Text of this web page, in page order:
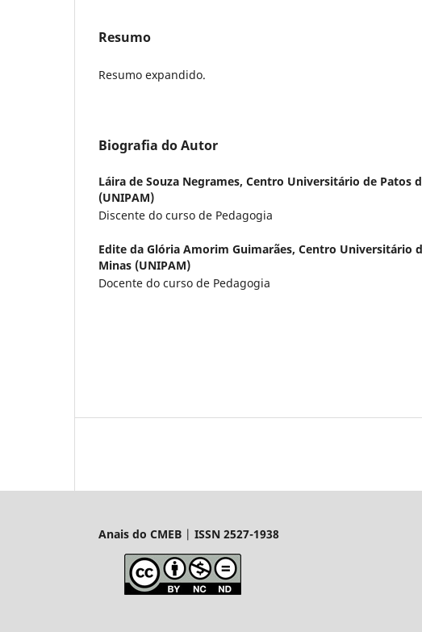
Resumo
Resumo expandido.
Biografia do Autor
Láira de Souza Negrames, Centro Universitário de Patos
(UNIPAM)
Discente do curso de Pedagogia
Edite da Glória Amorim Guimarães, Centro Universitário
Minas (UNIPAM)
Docente do curso de Pedagogia
Anais do CMEB | ISSN 2527-1938